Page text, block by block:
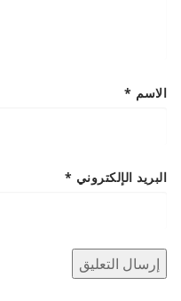
الاسم *
البريد الإلكتروني *